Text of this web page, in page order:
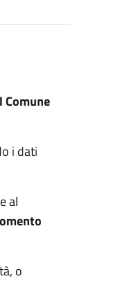
i dati
al
o